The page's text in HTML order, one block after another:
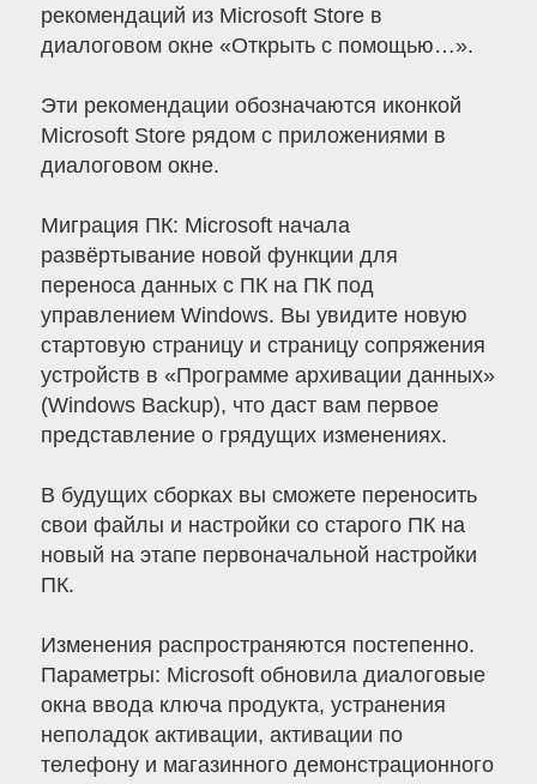
рекомендаций из Microsoft Store в
диалоговом окне «Открыть с помощью…».
Эти рекомендации обозначаются иконкой
Microsoft Store рядом с приложениями в
диалоговом окне.
Миграция ПК: Microsoft начала
развёртывание новой функции для
переноса данных с ПК на ПК под
управлением Windows. Вы увидите новую
стартовую страницу и страницу сопряжения
устройств в «Программе архивации данных»
(Windows Backup), что даст вам первое
представление о грядущих изменениях.
В будущих сборках вы сможете переносить
свои файлы и настройки со старого ПК на
новый на этапе первоначальной настройки
ПК.
Изменения распространяются постепенно.
Параметры: Microsoft обновила диалоговые
окна ввода ключа продукта, устранения
неполадок активации, активации по
телефону и магазинного демонстрационного